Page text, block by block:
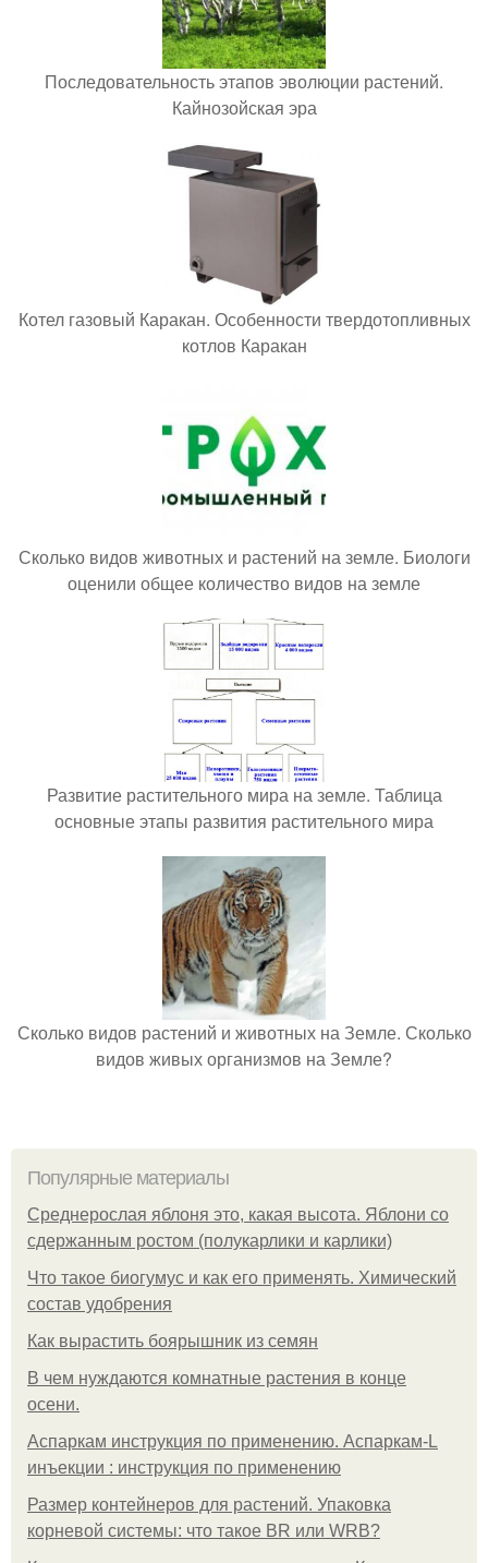
Последовательность этапов эволюции растений.
Кайнозойская эра
Котел газовый Каракан. Особенности твердотопливных
котлов Каракан
Сколько видов животных и растений на земле. Биологи
оценили общее количество видов на земле
Развитие растительного мира на земле. Таблица
основные этапы развития растительного мира
Сколько видов растений и животных на Земле. Сколько
видов живых организмов на Земле?
Популярные материалы
Среднерослая яблоня это, какая высота. Яблони со
сдержанным ростом (полукарлики и карлики)
Что такое биогумус и как его применять. Химический
состав удобрения
Как вырастить боярышник из семян
В чем нуждаются комнатные растения в конце
осени.
Аспаркам инструкция по применению. Аспаркам-L
инъекции : инструкция по применению
Размер контейнеров для растений. Упаковка
корневой системы: что такое BR или WRB?